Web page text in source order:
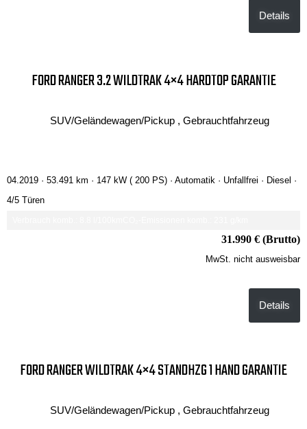
Details
FORD RANGER 3.2 WILDTRAK 4×4 HARDTOP GARANTIE
SUV/Geländewagen/Pickup , Gebrauchtfahrzeug
04.2019 · 53.491 km · 147 kW ( 200 PS) · Automatik · Unfallfrei · Diesel ·
4/5 Türen
31.990 € (Brutto)
MwSt. nicht ausweisbar
Details
FORD RANGER WILDTRAK 4×4 STANDHZG 1 HAND GARANTIE
SUV/Geländewagen/Pickup , Gebrauchtfahrzeug